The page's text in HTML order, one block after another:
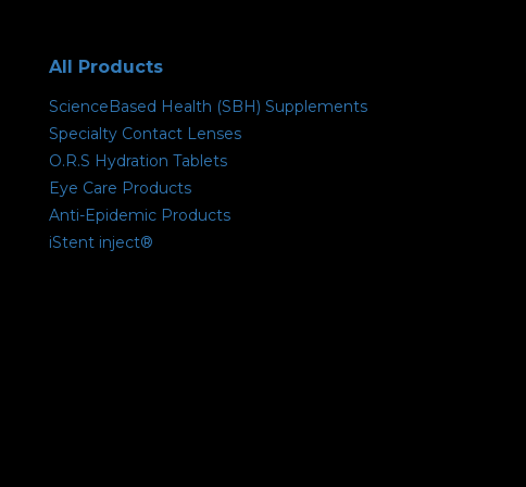
All Products
ScienceBased Health (SBH) Supplements
Specialty Contact Lenses
O.R.S Hydration Tablets
Eye Care Products
Anti-Epidemic Products
iStent inject®